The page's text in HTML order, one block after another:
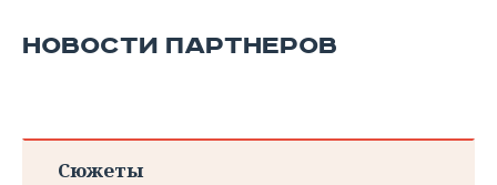
НОВОСТИ ПАРТНЕРОВ
Сюжеты